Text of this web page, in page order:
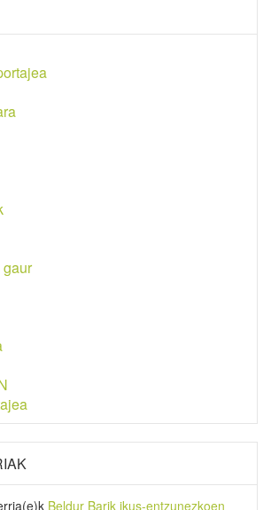
gaur
(e)k Beldur Barik ikus-entzunezkoen